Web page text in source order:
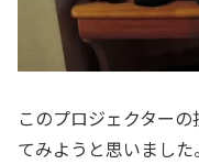
このプロジェクター
てみようと思いました